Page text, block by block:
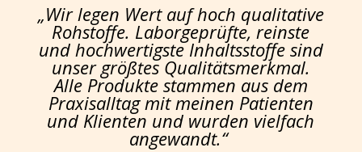
„Wir legen Wert auf hoch qualitative
Rohstoffe. Laborgeprüfte, reinste
und hochwertigste Inhaltsstoffe sind
unser größtes Qualitätsmerkmal.
Alle Produkte stammen aus dem
Praxisalltag mit meinen Patienten
und Klienten und wurden vielfach
angewandt.“